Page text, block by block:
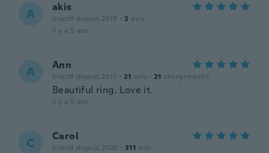
A akis
Inscrit depuis 2019 · 2 avis
il y a 5 ans
A Ann
Inscrit depuis 2017 · 21 avis · 21 chargements
Beautiful ring. Love it.
il y a 5 ans
C Carol
Inscrit depuis 2020 · 311 avis